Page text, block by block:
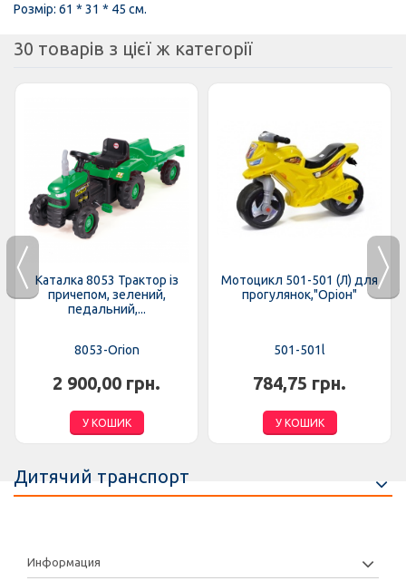
Розмір: 61 * 31 * 45 см.
30 товарів з цієї ж категорії
Каталка 8053 Трактор із
причепом, зелений,
педальний,...
8053-Orion
2 900,00 грн.
У КОШИК
Мотоцикл 501-501 (Л) для
прогулянок,"Оріон"
501-501l
784,75 грн.
У КОШИК
Дитячий транспорт
Информация